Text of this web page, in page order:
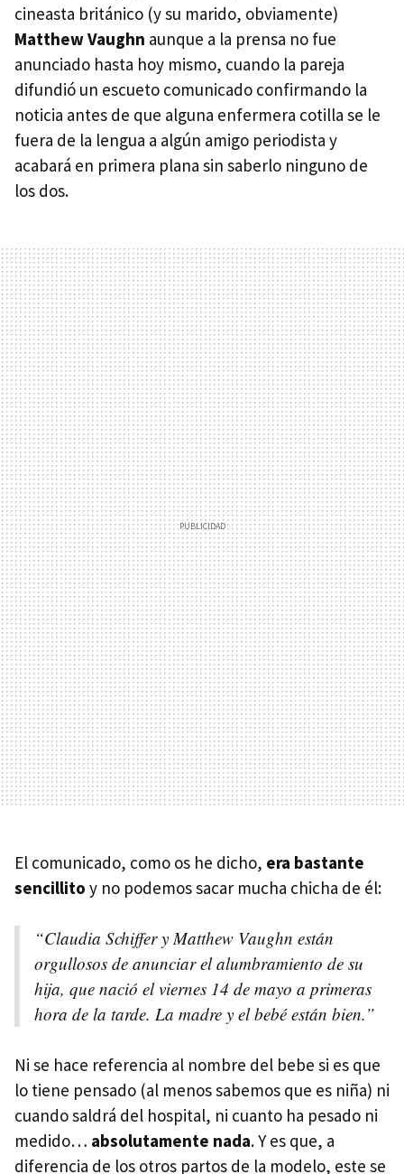
cineasta británico (y su marido, obviamente)
Matthew Vaughn aunque a la prensa no fue
anunciado hasta hoy mismo, cuando la pareja
difundió un escueto comunicado confirmando la
noticia antes de que alguna enfermera cotilla se le
fuera de la lengua a algún amigo periodista y
acabará en primera plana sin saberlo ninguno de
los dos.
El comunicado, como os he dicho, era bastante
sencillito y no podemos sacar mucha chicha de él:
“Claudia Schiffer y Matthew Vaughn están
orgullosos de anunciar el alumbramiento de su
hija, que nació el viernes 14 de mayo a primeras
hora de la tarde. La madre y el bebé están bien.”
Ni se hace referencia al nombre del bebe si es que
lo tiene pensado (al menos sabemos que es niña) ni
cuando saldrá del hospital, ni cuanto ha pesado ni
medido… absolutamente nada. Y es que, a
diferencia de los otros partos de la modelo, este se